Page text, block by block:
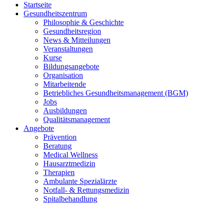
Startseite
Gesundheitszentrum
Philosophie & Geschichte
Gesundheitsregion
News & Mitteilungen
Veranstaltungen
Kurse
Bildungsangebote
Organisation
Mitarbeitende
Betriebliches Gesundheitsmanagement (BGM)
Jobs
Ausbildungen
Qualitätsmanagement
Angebote
Prävention
Beratung
Medical Wellness
Hausarztmedizin
Therapien
Ambulante Spezialärzte
Notfall- & Rettungsmedizin
Spitalbehandlung